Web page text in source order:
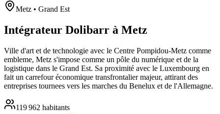
Metz • Grand Est
Intégrateur Dolibarr à Metz
Ville d'art et de technologie avec le Centre Pompidou-Metz comme
embleme, Metz s'impose comme un pôle du numérique et de la
logistique dans le Grand Est. Sa proximité avec le Luxembourg en
fait un carrefour économique transfrontalier majeur, attirant des
entreprises tournees vers les marches du Benelux et de l'Allemagne.
119 962 habitants